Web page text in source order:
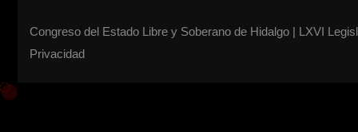
Congreso del Estado Libre y Soberano de Hidalgo | LXVI
Privacidad